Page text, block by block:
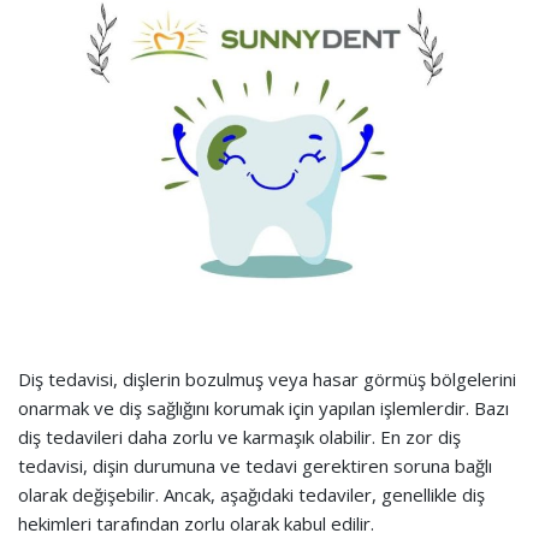
Diş tedavisi, dişlerin bozulmuş veya hasar görmüş bölgelerini
onarmak ve diş sağlığını korumak için yapılan işlemlerdir. Bazı
diş tedavileri daha zorlu ve karmaşık olabilir. En zor diş
tedavisi, dişin durumuna ve tedavi gerektiren soruna bağlı
olarak değişebilir. Ancak, aşağıdaki tedaviler, genellikle diş
hekimleri tarafından zorlu olarak kabul edilir.